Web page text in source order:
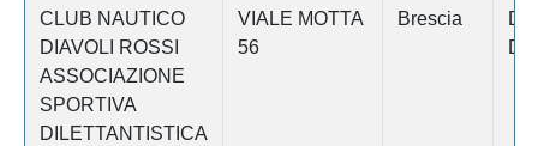
CLUB NAUTICO
DIAVOLI ROSSI
ASSOCIAZIONE
SPORTIVA
DILETTANTISTICA
VIALE MOTTA
56
Brescia